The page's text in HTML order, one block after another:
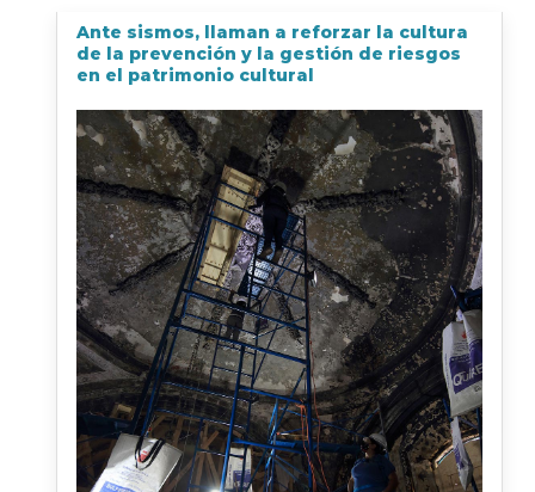
Ante sismos, llaman a reforzar la cultura
de la prevención y la gestión de riesgos
en el patrimonio cultural